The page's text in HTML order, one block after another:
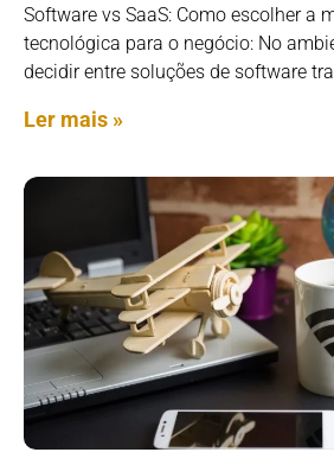
Software vs SaaS: Como escolher a
tecnológica para o negócio: No
decidir entre soluções de software
Ler mais »